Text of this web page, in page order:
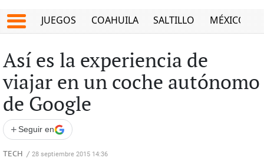
JUEGOS COAHUILA SALTILLO MÉXICO
Así es la experiencia de
viajar en un coche autónomo
de Google
+ Seguir en
TECH / 28 septiembre 2015 14:36